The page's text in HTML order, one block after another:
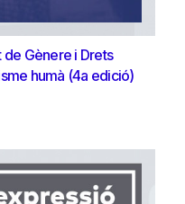
Gènere i Drets
humà (4a edició)